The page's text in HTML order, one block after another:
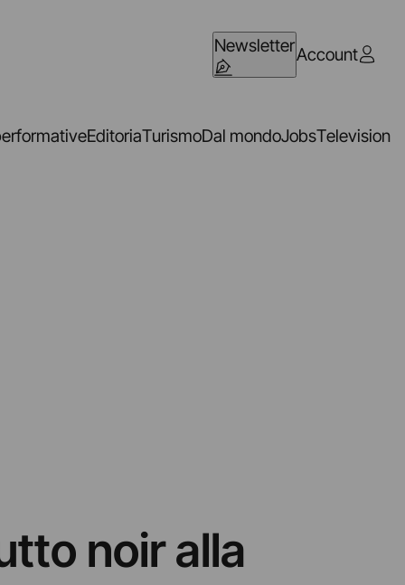
NewsletterAccount
EditoriaTurismoDal mondoJobsTelevision
noir alla